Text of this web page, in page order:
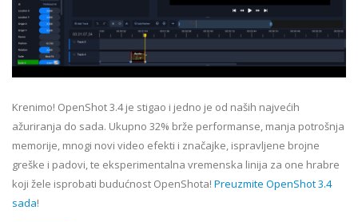
Krenimo! OpenShot 3.4 je stigao i jedno je od naših najvećih
ažuriranja do sada. Ukupno 32% brže performanse, manja potrošnja
memorije, mnogi novi video efekti i značajke, ispravljene brojne
greške i padovi, te eksperimentalna vremenska linija za one hrabre
koji žele isprobati budućnost OpenShota! Preuzmite OpenShot 3.4
sada!